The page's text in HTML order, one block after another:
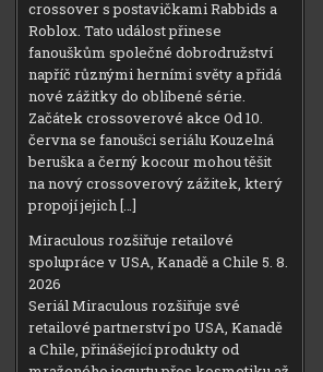
crossover s postavičkami Rabbids a
Roblox. Tato událost přinese
fanouškům společné dobrodružství
napříč různými herními světy a přidá
nové zážitky do oblíbené série.
Začátek crossoverové akce Od 10.
června se fanoušci seriálu Kouzelná
beruška a černý kocour mohou těšit
na nový crossoverový zážitek, který
propojí jejich […]
Miraculous rozšiřuje retailové
spolupráce v USA, Kanadě a Chile 5. 8.
2026
Seriál Miraculous rozšiřuje své
retailové partnerství po USA, Kanadě
a Chile, přinášející produkty od